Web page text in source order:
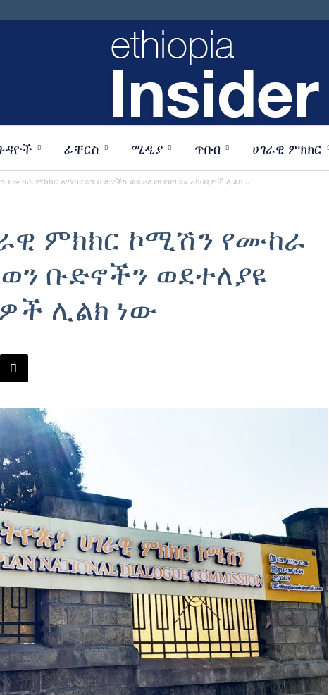
Ethiopia
ፊቸርስ ሚዲያ ጥበብ ሀገራዊ ምክክር
የሙከራ ምክክር ለማከናወን ቡድኖችን ወደተለያዩ የሀገሪቱ አካባቢዎች ሊልክ...
ምክክር ኮሚሽን የሙከራ
ቡድኖችን ወደተለያዩ
ሊልክ ነው